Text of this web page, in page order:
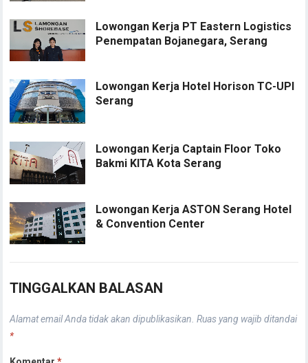
Lowongan Kerja PT Eastern Logistics
Penempatan Bojanegara, Serang
Lowongan Kerja Hotel Horison TC-UPI
Serang
Lowongan Kerja Captain Floor Toko
Bakmi KITA Kota Serang
Lowongan Kerja ASTON Serang Hotel
& Convention Center
TINGGALKAN BALASAN
Alamat email Anda tidak akan dipublikasikan. Ruas yang wajib ditandai
*